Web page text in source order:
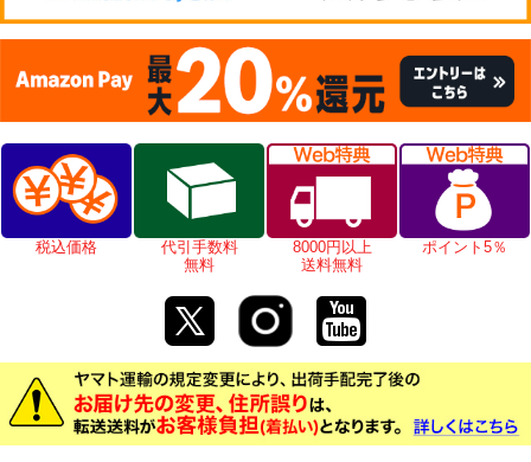
税込価格
代引手数料
無料
8000円以上
送料無料
ポイント5％